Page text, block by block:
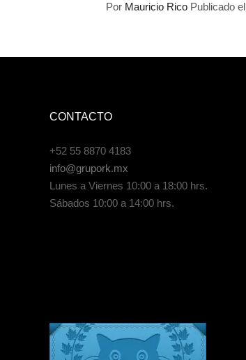
Por Mauricio Rico Publicado el
CONTACTO
+52 55 8870 4183
info@grupork.mx
Lunes a Viernes 10:00 a 18:00 hrs.
Sábados 10:00 a 14:00 hrs.